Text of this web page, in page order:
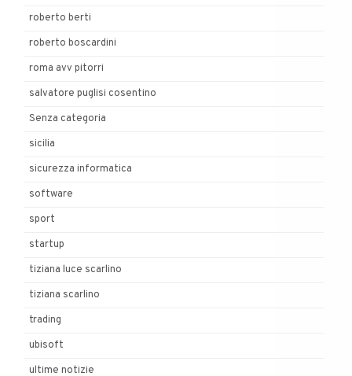
roberto berti
roberto boscardini
roma avv pitorri
salvatore puglisi cosentino
Senza categoria
sicilia
sicurezza informatica
software
sport
startup
tiziana luce scarlino
tiziana scarlino
trading
ubisoft
ultime notizie